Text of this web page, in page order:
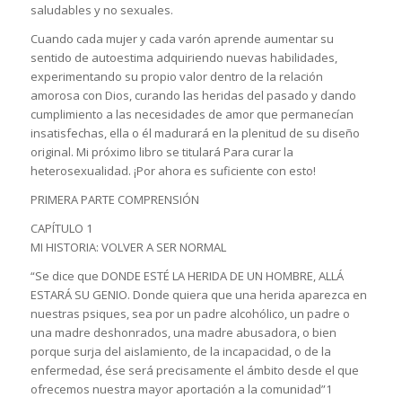
saludables y no sexuales.
Cuando cada mujer y cada varón aprende aumentar su
sentido de autoestima adquiriendo nuevas habilidades,
experimentando su propio valor dentro de la relación
amorosa con Dios, curando las heridas del pasado y dando
cumplimiento a las necesidades de amor que permanecían
insatisfechas, ella o él madurará en la plenitud de su diseño
original. Mi próximo libro se titulará Para curar la
heterosexualidad. ¡Por ahora es suficiente con esto!
PRIMERA PARTE COMPRENSIÓN
CAPÍTULO 1
MI HISTORIA: VOLVER A SER NORMAL
“Se dice que DONDE ESTÉ LA HERIDA DE UN HOMBRE, ALLÁ
ESTARÁ SU GENIO. Donde quiera que una herida aparezca en
nuestras psiques, sea por un padre alcohólico, un padre o
una madre deshonrados, una madre abusadora, o bien
porque surja del aislamiento, de la incapacidad, o de la
enfermedad, ése será precisamente el ámbito desde el que
ofrecemos nuestra mayor aportación a la comunidad”1